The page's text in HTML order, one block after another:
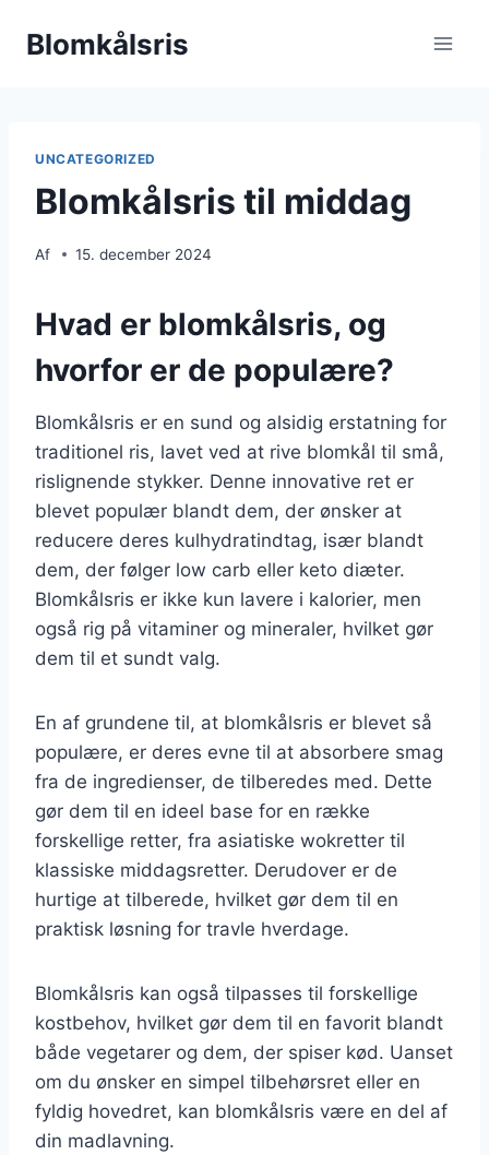
Blomkålsris
UNCATEGORIZED
Blomkålsris til middag
Af 15. december 2024
Hvad er blomkålsris, og
hvorfor er de populære?
Blomkålsris er en sund og alsidig erstatning for
traditionel ris, lavet ved at rive blomkål til små,
rislignende stykker. Denne innovative ret er
blevet populær blandt dem, der ønsker at
reducere deres kulhydratindtag, især blandt
dem, der følger low carb eller keto diæter.
Blomkålsris er ikke kun lavere i kalorier, men
også rig på vitaminer og mineraler, hvilket gør
dem til et sundt valg.
En af grundene til, at blomkålsris er blevet så
populære, er deres evne til at absorbere smag
fra de ingredienser, de tilberedes med. Dette
gør dem til en ideel base for en række
forskellige retter, fra asiatiske wokretter til
klassiske middagsretter. Derudover er de
hurtige at tilberede, hvilket gør dem til en
praktisk løsning for travle hverdage.
Blomkålsris kan også tilpasses til forskellige
kostbehov, hvilket gør dem til en favorit blandt
både vegetarer og dem, der spiser kød. Uanset
om du ønsker en simpel tilbehørsret eller en
fyldig hovedret, kan blomkålsris være en del af
din madlavning.